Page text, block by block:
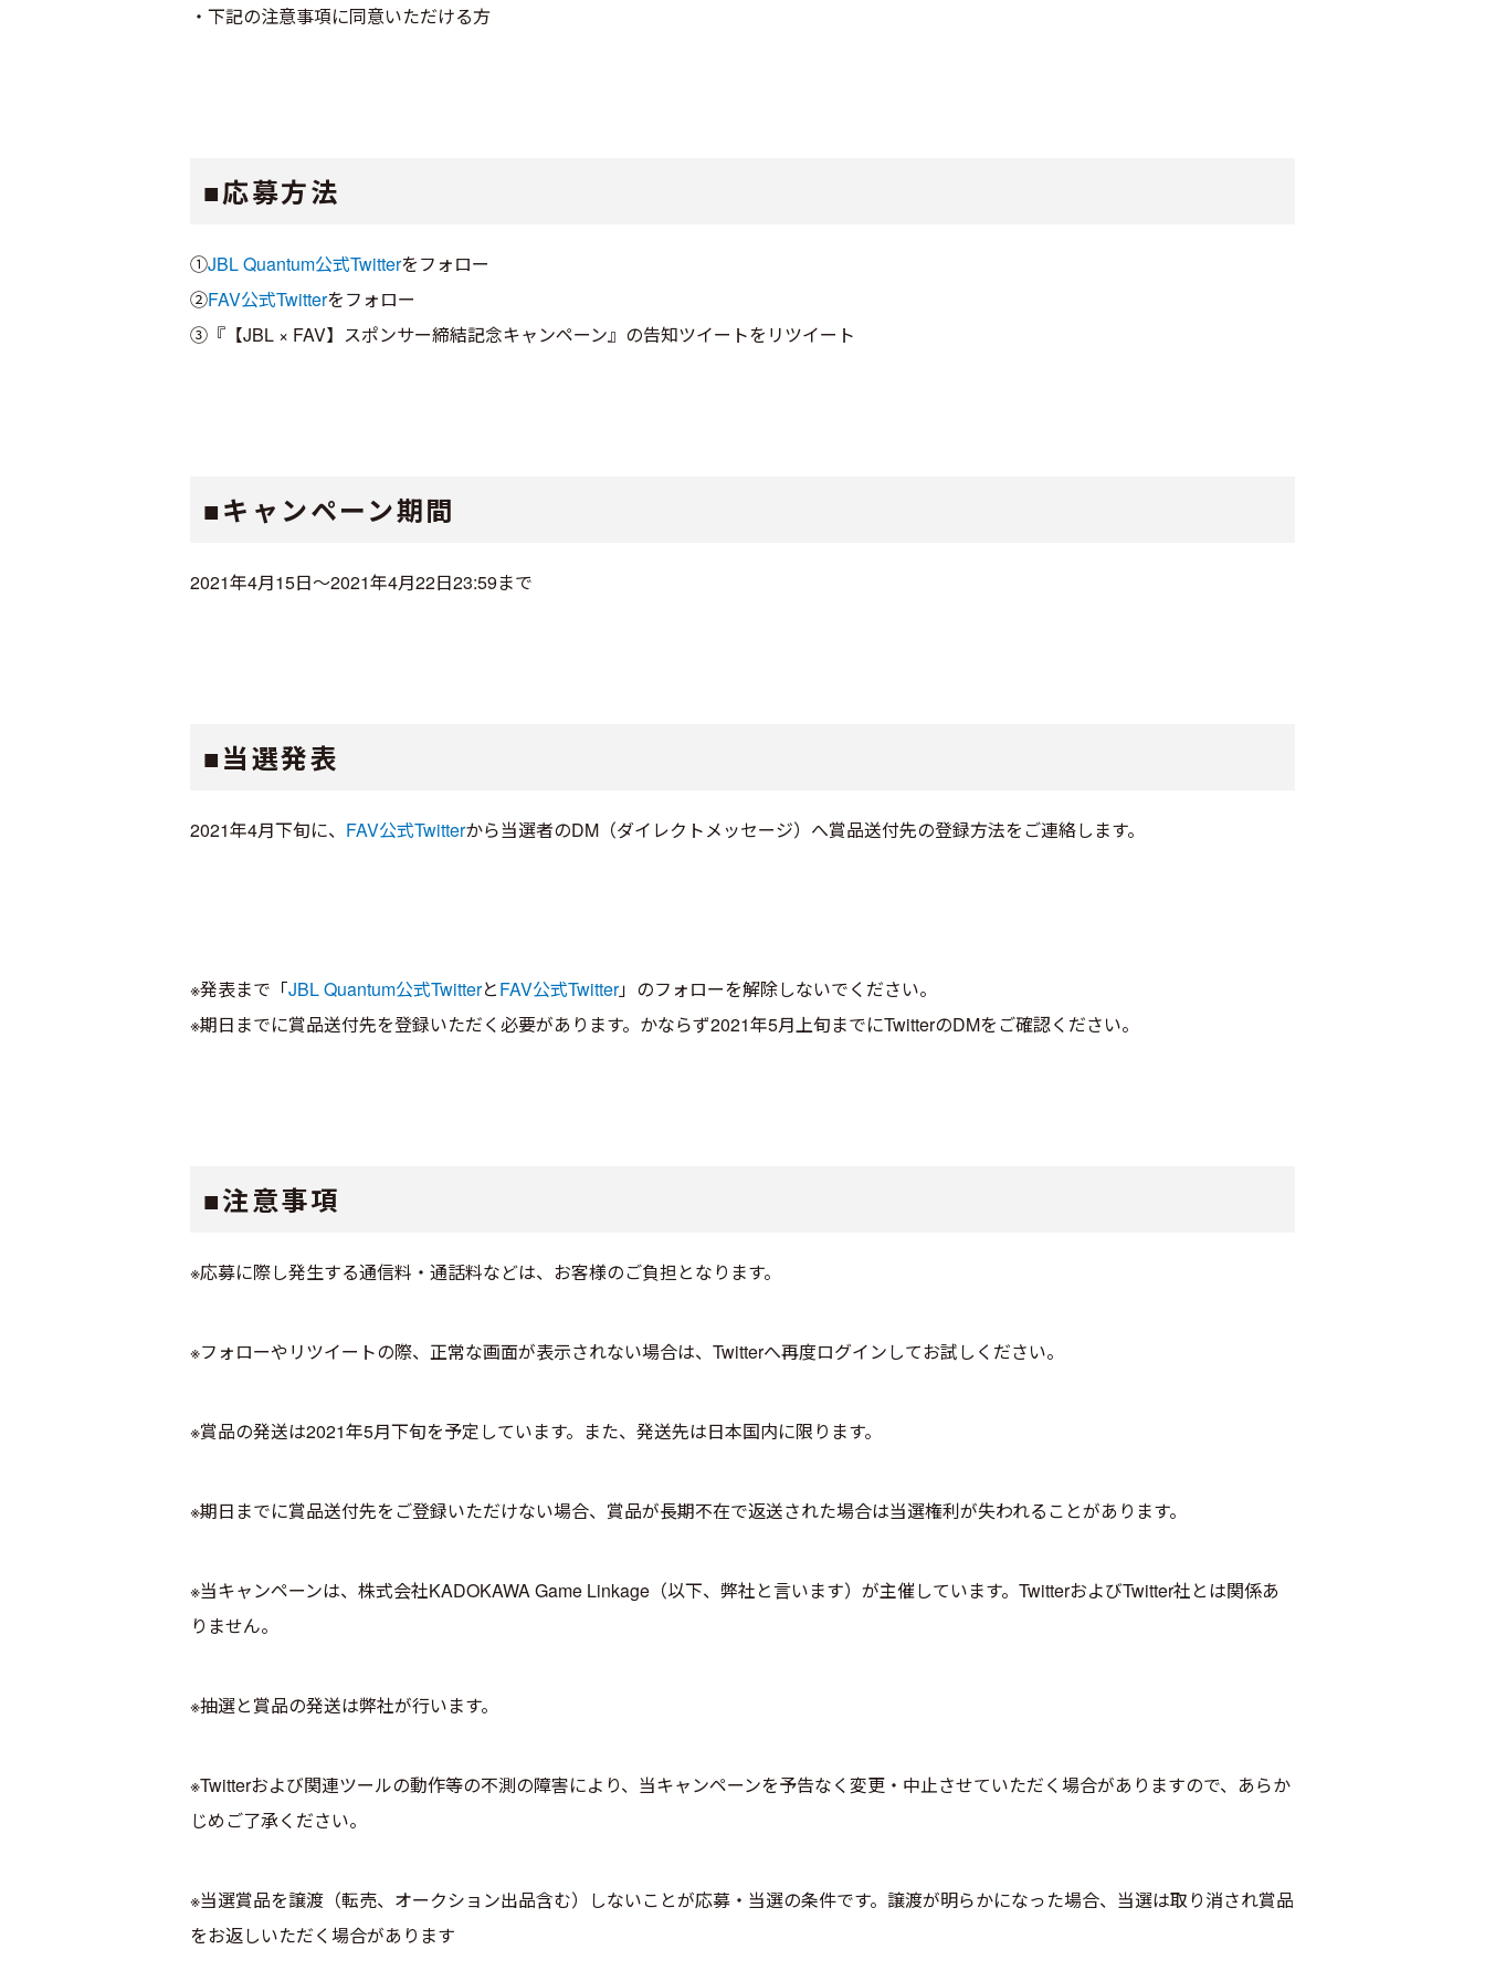
・下記の注意事項に同意いただける方
■応募方法
①JBL Quantum公式Twitterをフォロー
②FAV公式Twitterをフォロー
③『【JBL × FAV】スポンサー締結記念キャンペーン』の告知ツイートをリツイート
■キャンペーン期間
2021年4月15日～2021年4月22日23:59まで
■当選発表
2021年4月下旬に、 FAV公式Twitterから当選者のDM（ダイレクトメッセージ）へ賞品送付先の登録方法をご連絡します。
※発表まで「JBL Quantum公式TwitterとFAV公式Twitter」のフォローを解除しないでください。
※期日までに賞品送付先を登録いただく必要があります。かならず2021年5月上旬までにTwitterのDMをご確認ください。
■注意事項
※応募に際し発生する通信料・通話料などは、お客様のご負担となります。
※フォローやリツイートの際、正常な画面が表示されない場合は、Twitterへ再度ログインしてお試しください。
※賞品の発送は2021年5月下旬を予定しています。また、発送先は日本国内に限ります。
※期日までに賞品送付先をご登録いただけない場合、賞品が長期不在で返送された場合は当選権利が失われることがあります。
※当キャンペーンは、株式会社KADOKAWA Game Linkage（以下、弊社と言います）が主催しています。TwitterおよびTwitter社とは関係あ
りません。
※抽選と賞品の発送は弊社が行います。
※Twitterおよび関連ツールの動作等の不測の障害により、当キャンペーンを予告なく変更・中止させていただく場合がありますので、あらか
じめご了承ください。
※当選賞品を譲渡（転売、オークション出品含む）しないことが応募・当選の条件です。譲渡が明らかになった場合、当選は取り消され賞品
をお返しいただく場合があります